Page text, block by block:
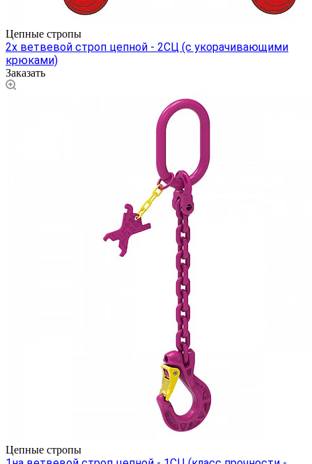
Цепные стропы
2х ветвевой строп цепной - 2СЦ (с укорачивающими
крюками)
Заказать
Цепные стропы